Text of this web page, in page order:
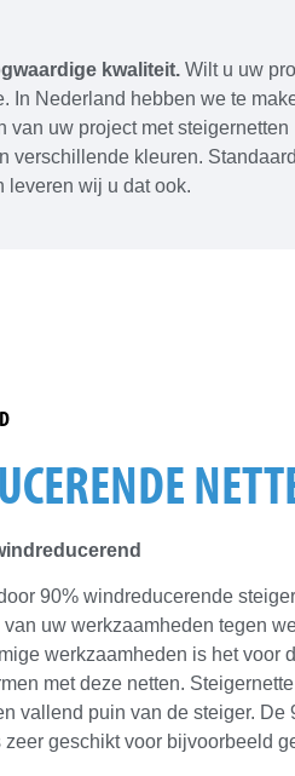
kwaliteit. Wilt u uw
In Nederland hebben we te
uw project met
verschillende kleuren.
leveren wij u dat ook.
90% windreducerende
uw werkzaamheden tegen
werkzaamheden is het voor
met deze netten.
vallend puin van de steiger. De
zeer geschikt voor bijvoorbeeld